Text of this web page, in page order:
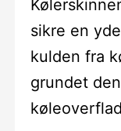
sikre en
kulden fra
grundet